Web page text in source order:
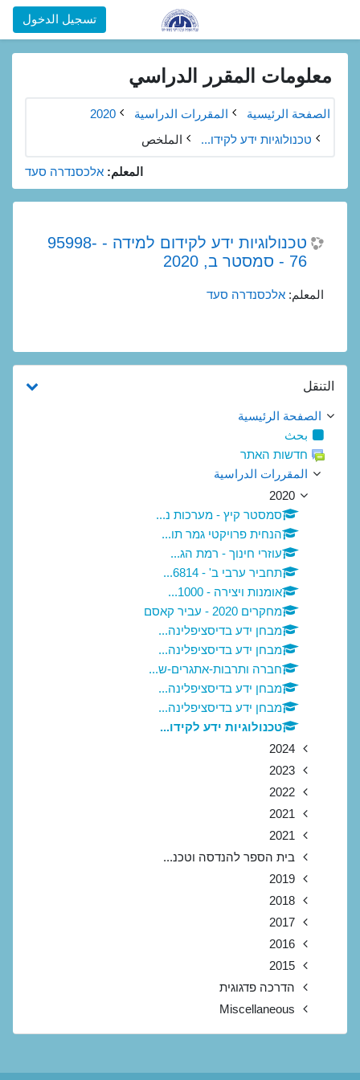
تسجيل الدخول
معلومات المقرر الدراسي
الصفحة الرئيسية المقررات الدراسية
2020
טכנולוגיות ידע לקידו...
الملخص
المعلم: אלכסנדרה סעד
טכנולוגיות ידע לקידום למידה - 95998-
76 - סמסטר ב, 2020
المعلم: אלכסנדרה סעד
التنقل
الصفحة الرئيسية
بحث
חדשות האתר
المقررات الدراسية
2020
סמסטר קיץ - מערכות נ...
הנחית פרויקטי גמר תו...
עוזרי חינוך - רמת הג...
תחביר ערבי ב' - 6814...
אומנות ויצירה - 1000...
מחקרים 2020 - עביר קאסם
מבחן ידע בדיסציפלינה...
מבחן ידע בדיסציפלינה...
חברה ותרבות-אתגרים-ש...
מבחן ידע בדיסציפלינה...
מבחן ידע בדיסציפלינה...
טכנולוגיות ידע לקידו...
2024
2023
2022
2021
2021
בית הספר להנדסה וטכנ...
2019
2018
2017
2016
2015
הדרכה פדגוגית
Miscellaneous